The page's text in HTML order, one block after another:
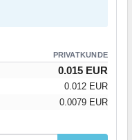
PRIVATKUNDE
0.015 EUR
0.012 EUR
0.0079 EUR